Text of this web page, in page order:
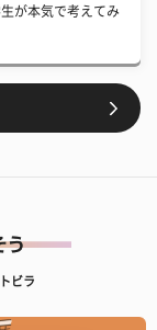
が本気で考えてみ
ビラ